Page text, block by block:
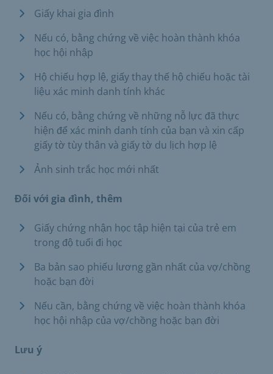
Giấy khai gia đình
Nếu có, bằng chứng về việc hoàn thành khóa
học hội nhập
Hộ chiếu hợp lệ, giấy thay thế hộ chiếu hoặc tài
liệu xác minh danh tính khác
Nếu có, bằng chứng về những nỗ lực đã thực
hiện để xác minh danh tính của bạn và xin cấp
giấy tờ tùy thân và giấy tờ du lịch hợp lệ
Ảnh sinh trắc học mới nhất
Đối với gia đình, thêm
Giấy chứng nhận học tập hiện tại của trẻ em
trong độ tuổi đi học
Ba bản sao phiếu lương gần nhất của vợ/chồng
hoặc bạn đời
Nếu cần, bằng chứng về việc hoàn thành khóa
học hội nhập của vợ/chồng hoặc bạn đời
Lưu ý